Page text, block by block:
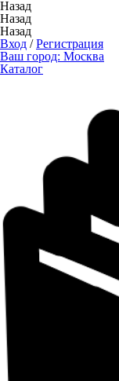
Назад
Назад
Назад
Вход /Регистрация
Ваш город: Москва
Каталог